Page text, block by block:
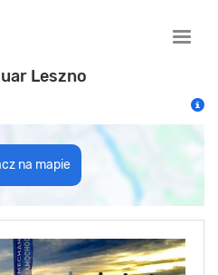
Toggle
Leszno
na mapie